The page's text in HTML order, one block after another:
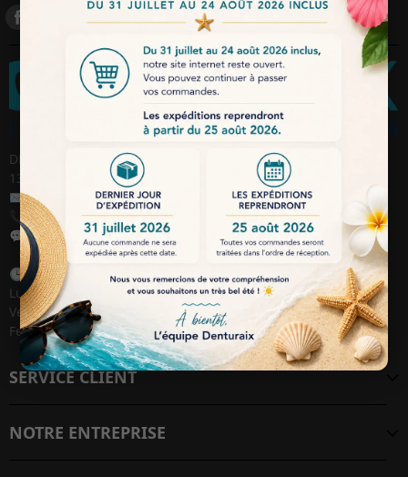
DENTURAIX SARL, 114 avenue des Chasséens, ZI AVON
13120 Gardanne / France
✉️Email :
contact@denturaix.fr
📞Téléphone : 04 42 38 39 39
💬WhatsApp : +33 6 28 37 19 27
🕒 Jours / Heures de travail :
Lundi au Jeudi : 09h00 – 18h00
Vendredi : 09h00 – 17h30
Fermé le week-end
SERVICE CLIENT
NOTRE ENTREPRISE